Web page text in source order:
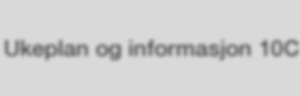
Ukeplan og informasjon 10C